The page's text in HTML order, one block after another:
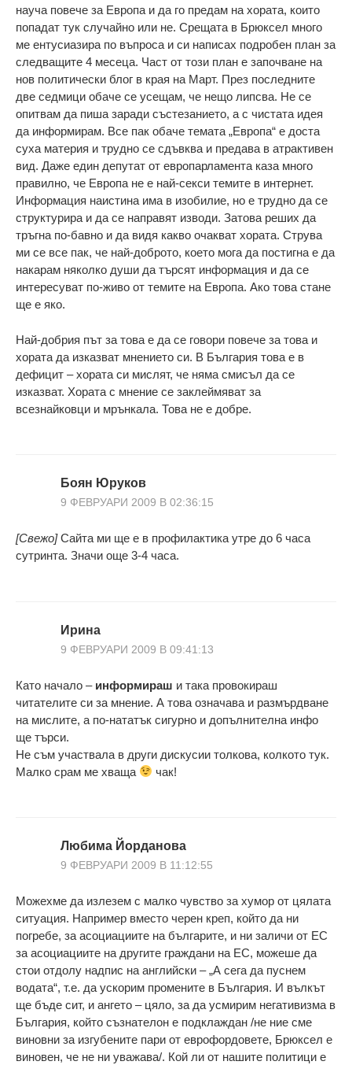
науча повече за Европа и да го предам на хората, които
попадат тук случайно или не. Срещата в Брюксел много
ме ентусиазира по въпроса и си написах подробен план за
следващите 4 месеца. Част от този план е започване на
нов политически блог в края на Март. През последните
две седмици обаче се усещам, че нещо липсва. Не се
опитвам да пиша заради състезанието, а с чистата идея
да информирам. Все пак обаче темата „Европа“ е доста
суха материя и трудно се сдъвква и предава в атрактивен
вид. Даже един депутат от европарламента каза много
правилно, че Европа не е най-секси темите в интернет.
Информация наистина има в изобилие, но е трудно да се
структурира и да се направят изводи. Затова реших да
тръгна по-бавно и да видя какво очакват хората. Струва
ми се все пак, че най-доброто, което мога да постигна е да
накарам няколко души да търсят информация и да се
интересуват по-живо от темите на Европа. Ако това стане
ще е яко.
Най-добрия път за това е да се говори повече за това и
хората да изказват мнението си. В България това е в
дефицит – хората си мислят, че няма смисъл да се
изказват. Хората с мнение се заклеймяват за
всезнайковци и мрънкала. Това не е добре.
Боян Юруков
9 ФЕВРУАРИ 2009 В 02:36:15
[Свежо]Сайта ми ще е в профилактика утре до 6 часа
сутринта. Значи още 3-4 часа.
Ирина
9 ФЕВРУАРИ 2009 В 09:41:13
Като начало – информираш и така провокираш
читателите си за мнение. А това означава и размърдване
на мислите, а по-нататък сигурно и допълнителна инфо
ще търси.
Не съм участвала в други дискусии толкова, колкото тук.
Малко срам ме хваща
чак!
Любима Йорданова
9 ФЕВРУАРИ 2009 В 11:12:55
Можехме да излезем с малко чувство за хумор от цялата
ситуация. Например вместо черен креп, който да ни
погребе, за асоциациите на българите, и ни заличи от ЕС
за асоциациите на другите граждани на ЕС, можеше да
стои отдолу надпис на английски – „А сега да пуснем
водата“, т.е. да ускорим промените в България. И вълкът
ще бъде сит, и ангето – цяло, за да усмирим негативизма в
България, който съзнателон е подклаждан /не ние сме
виновни за изгубените пари от еврофордовете, Брюксел е
виновен, че не ни уважава/. Кой ли от нашите политици е